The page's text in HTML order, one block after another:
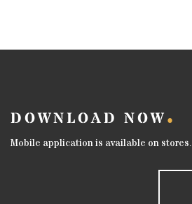
DOWNLOAD NOW
Mobile application is available on stores.